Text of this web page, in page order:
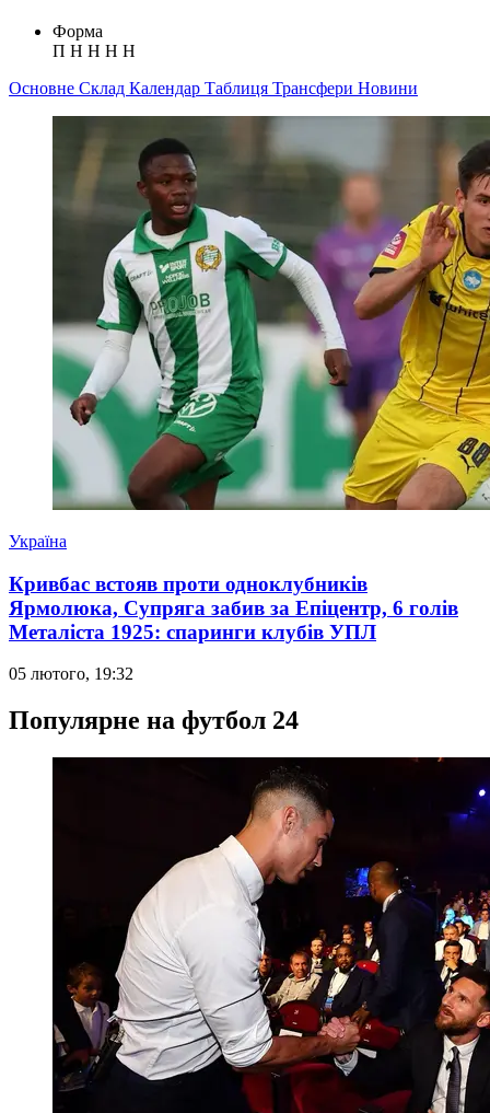
Форма
П Н Н Н Н
Основне Склад Календар Таблиця Трансфери Новини
Україна
Кривбас встояв проти одноклубників
Ярмолюка, Супряга забив за Епіцентр, 6 голів
Металіста 1925: спаринги клубів УПЛ
05 лютого, 19:32
Популярне на футбол 24